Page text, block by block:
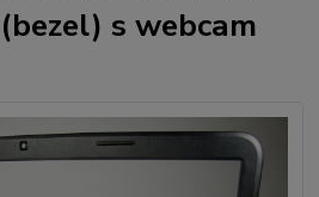
s webcam